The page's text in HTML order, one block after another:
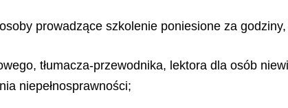
prowadzące szkolenie poniesione za
tłumacza-przewodnika, lektora dla osób
niepełnosprawności;